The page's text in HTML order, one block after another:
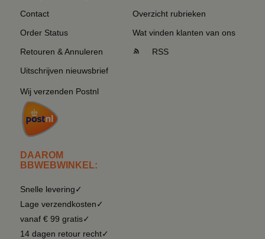
Contact
Order Status
Retouren & Annuleren
Uitschrijven nieuwsbrief
Wij verzenden Postnl
DAAROM
BBWEBWINKEL:
Snelle levering✓
Lage verzendkosten✓
vanaf € 99 gratis✓
14 dagen retour recht✓
Overzicht rubrieken
Wat vinden klanten van ons
RSS